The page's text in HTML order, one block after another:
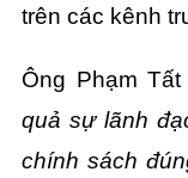
trên các kênh
Ông Phạm
quả sự lãnh
chính sách